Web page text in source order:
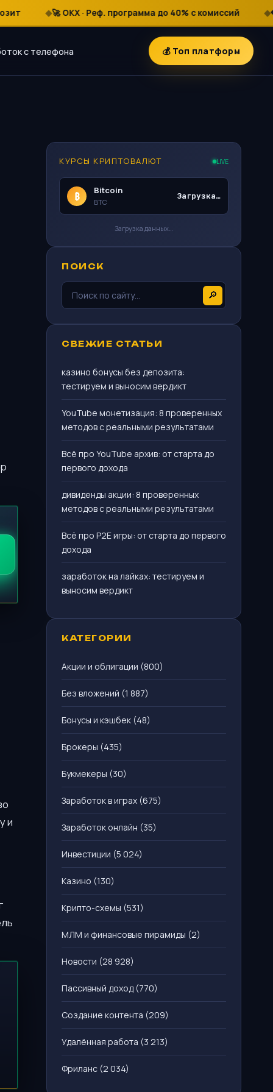
🚀 OKX · Реф. программа до 40% с комиссий 💎
с телефона 💰 Топ платформ
и
КУРСЫ КРИПТОВАЛЮТ LIVE
₿ Bitcoin
BTC
Загрузка…
Загрузка данных…
ПОИСК
🔎
СВЕЖИЕ СТАТЬИ
казино бонусы без депозита:
тестируем и выносим вердикт
YouTube монетизация: 8 проверенных
методов с реальными результатами
Всё про YouTube архив: от старта до
первого дохода
дивиденды акции: 8 проверенных
методов с реальными результатами
Всё про P2E игры: от старта до первого
дохода
заработок на лайках: тестируем и
выносим вердикт
КАТЕГОРИИ
Акции и облигации (800)
Без вложений (1 887)
Бонусы и кэшбек (48)
Брокеры (435)
Букмекеры (30)
Заработок в играх (675)
Заработок онлайн (35)
Инвестиции (5 024)
Казино (130)
Крипто-схемы (531)
МЛМ и финансовые пирамиды (2)
Новости (28 928)
Пассивный доход (770)
Создание контента (209)
Удалённая работа (3 213)
Фриланс (2 034)